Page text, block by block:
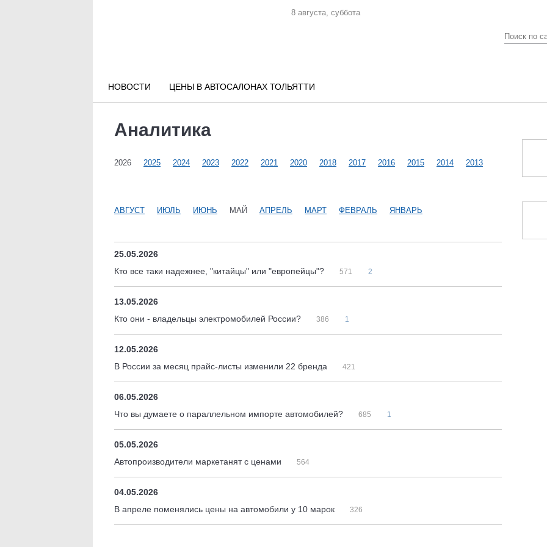
8 августа, суббота
НОВОСТИ ЦЕНЫ В АВТОСАЛОНАХ ТОЛЬЯТТИ
Аналитика
2026 2025 2024 2023 2022 2021 2020 2018 2017 2016 2015 2014 2013
АВГУСТ ИЮЛЬ ИЮНЬ МАЙ АПРЕЛЬ МАРТ ФЕВРАЛЬ ЯНВАРЬ
25.05.2026
Кто все таки надежнее, "китайцы" или "европейцы"?
571 2
13.05.2026
Кто они - владельцы электромобилей России?
386 1
12.05.2026
В России за месяц прайс-листы изменили 22 бренда
421
06.05.2026
Что вы думаете о параллельном импорте автомобилей?
685 1
05.05.2026
Автопроизводители маркетанят с ценами
564
04.05.2026
В апреле поменялись цены на автомобили у 10 марок
326